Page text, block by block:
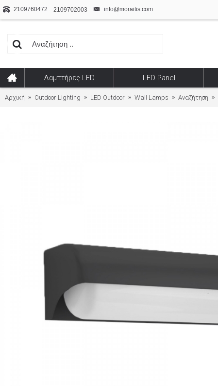
2109760472 2109702003 info@moraitis.com
Λαμπτήρες LED LED Panel
Αρχική Outdoor Lighting LED Outdoor Wall Lamps Αναζήτηση